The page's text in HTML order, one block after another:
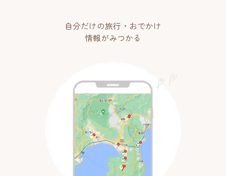
自分だけの旅行・おでかけ
情報がみつかる